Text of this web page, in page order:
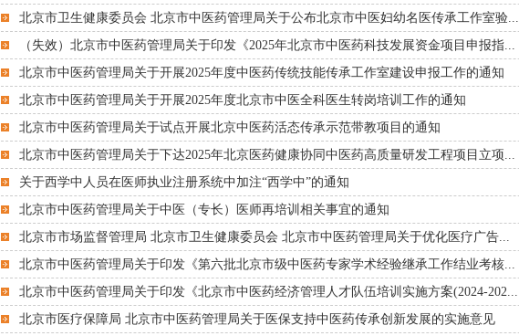
北京市卫生健康委员会 北京市中医药管理局关于公布北京市中医妇幼名医传承工作室验...
（失效）北京市中医药管理局关于印发《2025年北京市中医药科技发展资金项目申报指...
北京市中医药管理局关于开展2025年度中医药传统技能传承工作室建设申报工作的通知
北京市中医药管理局关于开展2025年度北京市中医全科医生转岗培训工作的通知
北京市中医药管理局关于试点开展北京中医药活态传承示范带教项目的通知
北京市中医药管理局关于下达2025年北京医药健康协同中医药高质量研发工程项目立项...
关于西学中人员在医师执业注册系统中加注“西学中”的通知
北京市中医药管理局关于中医（专长）医师再培训相关事宜的通知
北京市市场监督管理局 北京市卫生健康委员会 北京市中医药管理局关于优化医疗广告...
北京市中医药管理局关于印发《第六批北京市级中医药专家学术经验继承工作结业考核...
北京市中医药管理局关于印发《北京市中医药经济管理人才队伍培训实施方案(2024-202...
北京市医疗保障局 北京市中医药管理局关于医保支持中医药传承创新发展的实施意见